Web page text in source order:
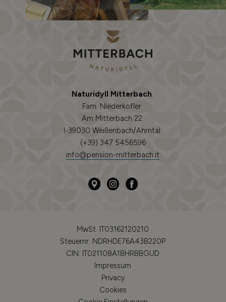
Naturidyll Mitterbach
Fam. Niederkofler
Am Mitterbach 22
I-39030 Weißenbach/Ahrntal
(+39) 347 5456596
info@pension-mitterbach.it
MwSt. IT03162120210
Steuernr. NDRHDE76A43B220P
CIN: IT021108A1BHRBBGUD
Impressum
Privacy
Cookies